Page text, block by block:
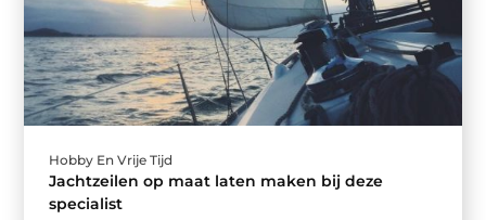
Hobby En Vrije Tijd
Jachtzeilen op maat laten maken bij deze
specialist